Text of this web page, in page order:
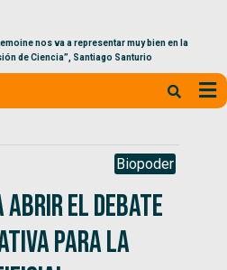
nos va a representar muy bien en la
de Ciencia”, Santiago Santurio
Biopoder
abrir el debate
para la